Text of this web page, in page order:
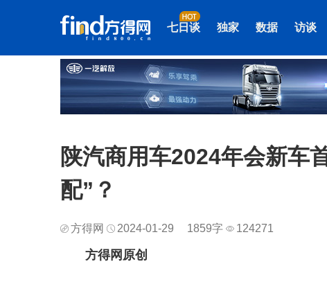
七日谈 独家 数据 访谈
陕汽商用车2024年会新车
配”？
方得网 2024-01-29 1859字 124271
方得网原创